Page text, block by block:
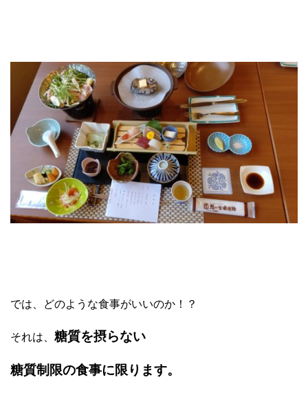
では、どのような食事がいいのか！？
それは、 糖質を摂らない
糖質制限の食事に限ります。